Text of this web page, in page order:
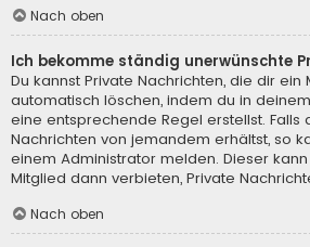
Nach oben
Ich bekomme ständig unerwünschte
Du kannst Private Nachrichten, die dir ein
automatisch löschen, indem du in
eine entsprechende Regel erstellst. Falls
Nachrichten von jemandem erhältst, so
einem Administrator melden. Dieser
Mitglied dann verbieten, Private
Nach oben